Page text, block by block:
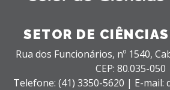
SETOR DE
Rua dos Funcionários, nº 1540,
CEP: 80.035-050
Telefone: (41) 3350-5620 | E-